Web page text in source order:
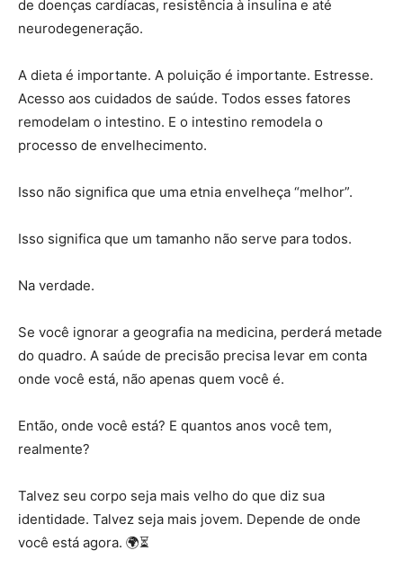
de doenças cardíacas, resistência à insulina e até
neurodegeneração.
A dieta é importante. A poluição é importante. Estresse.
Acesso aos cuidados de saúde. Todos esses fatores
remodelam o intestino. E o intestino remodela o
processo de envelhecimento.
Isso não significa que uma etnia envelheça “melhor”.
Isso significa que um tamanho não serve para todos.
Na verdade.
Se você ignorar a geografia na medicina, perderá metade
do quadro. A saúde de precisão precisa levar em conta
onde você está, não apenas quem você é.
Então, onde você está? E quantos anos você tem,
realmente?
Talvez seu corpo seja mais velho do que diz sua
identidade. Talvez seja mais jovem. Depende de onde
você está agora. 🌍⏳